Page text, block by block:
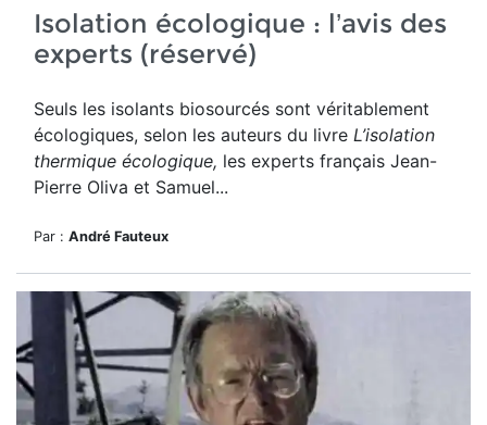
Isolation écologique : l’avis des
experts (réservé)
Seuls les isolants biosourcés sont véritablement
écologiques, selon les auteurs du livre L’isolation
thermique écologique, les experts français Jean-
Pierre Oliva et Samuel...
Par : André Fauteux